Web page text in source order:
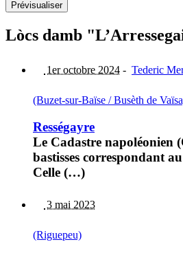
Lòcs damb
1er octobre 2024 - Tederic
(Buzet-sur-Baïse / Busèth de
Rességayre
Le Cadastre napoléonien
bastisses correspondant
Celle (…)
3 mai 2023
(Riguepeu)